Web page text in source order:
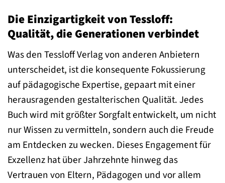
Die Einzigartigkeit von Tessloff:
Qualität, die Generationen verbindet
Was den Tessloff Verlag von anderen Anbietern
unterscheidet, ist die konsequente Fokussierung
auf pädagogische Expertise, gepaart mit einer
herausragenden gestalterischen Qualität. Jedes
Buch wird mit größter Sorgfalt entwickelt, um nicht
nur Wissen zu vermitteln, sondern auch die Freude
am Entdecken zu wecken. Dieses Engagement für
Exzellenz hat über Jahrzehnte hinweg das
Vertrauen von Eltern, Pädagogen und vor allem